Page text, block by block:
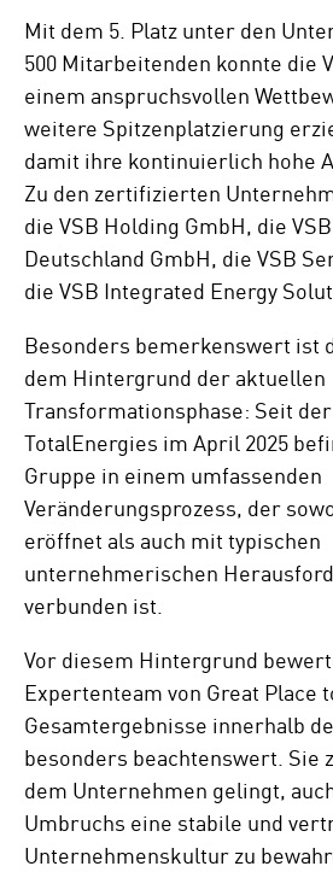
Mit dem 5. Platz unter den
500 Mitarbeitenden konnte die
einem anspruchsvollen
weitere Spitzenplatzierung
damit ihre kontinuierlich hohe
Zu den zertifizierten
die VSB Holding GmbH, die
Deutschland GmbH, die VSB
die VSB Integrated Energy
Besonders bemerkenswert ist
dem Hintergrund der aktuellen
Transformationsphase: Seit
TotalEnergies im April 2025
Gruppe in einem umfassenden
Veränderungsprozess, der
eröffnet als auch mit typischen
unternehmerischen
verbunden ist.
Vor diesem Hintergrund
Expertenteam von Great Place
Gesamtergebnisse innerhalb
besonders beachtenswert. Sie
dem Unternehmen gelingt,
Umbruchs eine stabile und
Unternehmenskultur zu